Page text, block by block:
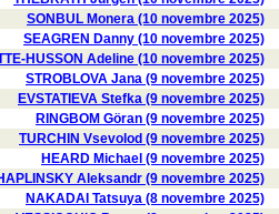
SONBUL Monera (10 novembre 2025)
SEAGREN Danny (10 novembre 2025)
HUSSON Adeline (10 novembre 2025)
STROBLOVA Jana (9 novembre 2025)
EVSTATIEVA Stefka (9 novembre 2025)
RINGBOM Göran (9 novembre 2025)
TURCHIN Vsevolod (9 novembre 2025)
HEARD Michael (9 novembre 2025)
Aleksandr (9 novembre 2025)
NAKADAI Tatsuya (8 novembre 2025)